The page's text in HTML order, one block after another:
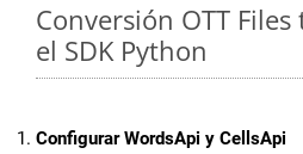
Conversión OTT
el SDK Python
Configurar WordsApi y CellsApi